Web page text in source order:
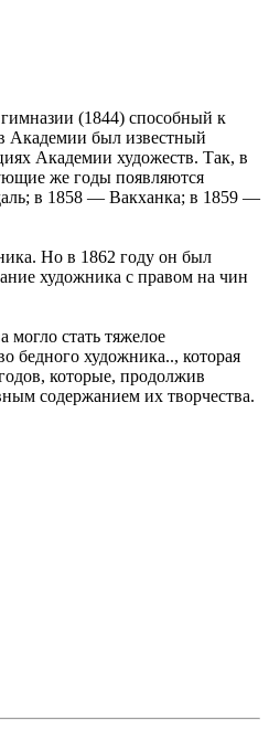
(1844) способный к
Академии был известный
Академии художеств. Так, в
же годы появляются
в 1858 — Вакханка; в 1859 —
Но в 1862 году он был
художника с правом на чин
могло стать тяжелое
бедного художника.., которая
которые, продолжив
содержанием их творчества.